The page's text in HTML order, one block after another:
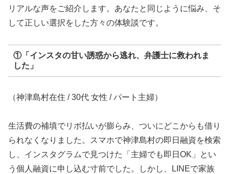
リアルな声をご紹介します。あなたと同じように悩み、そ
して正しい選択をした方々の体験談です。
①「インスタの甘い誘惑から逃れ、弁護士に救われま
した」
（神津島村在住 / 30代 女性 / パート主婦）
生活費の補填でリボ払いが膨らみ、ついにどこからも借り
られなくなりました。スマホで神津島村の即日融資を検索
し、インスタグラムで見つけた「主婦でも即日OK」とい
う個人融資に申し込む寸前でした。しかし、LINEで家族